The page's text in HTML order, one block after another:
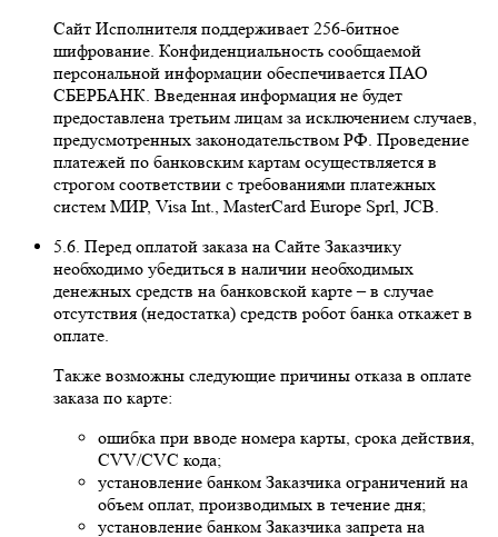
Сайт Исполнителя поддерживает 256-битное
шифрование. Конфиденциальность сообщаемой
персональной информации обеспечивается ПАО
СБЕРБАНК. Введенная информация не будет
предоставлена третьим лицам за исключением случаев,
предусмотренных законодательством РФ. Проведение
платежей по банковским картам осуществляется в
строгом соответствии с требованиями платежных
систем МИР, Visa Int., MasterCard Europe Sprl, JCB.
5.6. Перед оплатой заказа на Сайте Заказчику
необходимо убедиться в наличии необходимых
денежных средств на банковской карте – в случае
отсутствия (недостатка) средств робот банка откажет в
оплате.
Также возможны следующие причины отказа в оплате
заказа по карте:
ошибка при вводе номера карты, срока действия,
CVV/CVC кода;
установление банком Заказчика ограничений на
объем оплат, производимых в течение дня;
установление банком Заказчика запрета на